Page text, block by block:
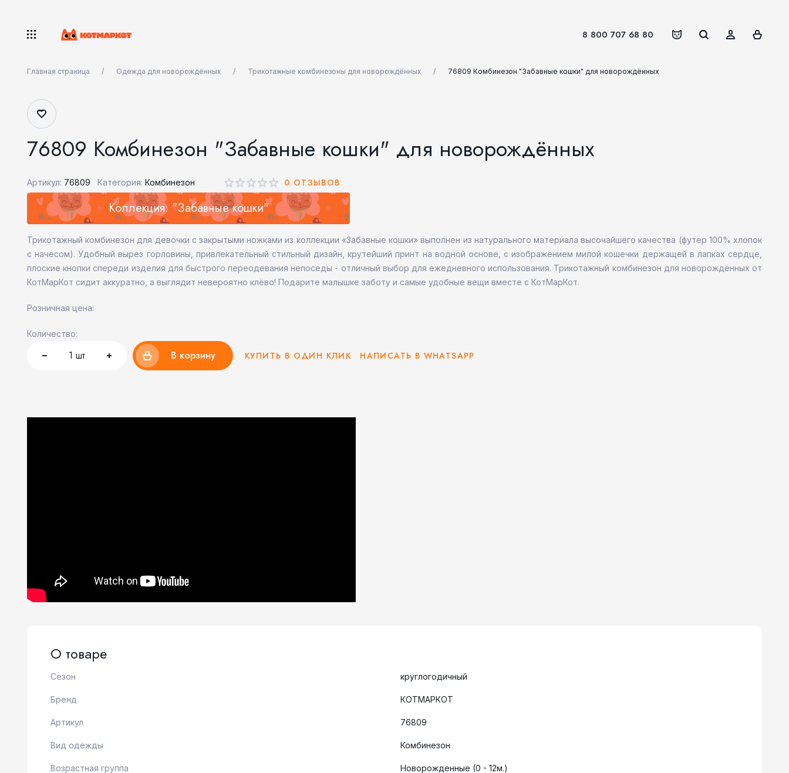
8 800 707 68 80
Главная страница Одежда для новорождённых Трикотажные комбинезоны для новорождённых 76809 Комбинезон "Забавные кошки" для новорождённых
76809 Комбинезон "Забавные кошки" для новорождённых
Артикул: 76809 Категория: Комбинезон 0 ОТЗЫВОВ
Коллекция: "Забавные кошки"
Трикотажный комбинезон для девочки с закрытыми ножками из коллекции «Забавные кошки» выполнен из натурального материала высочайшего качества (футер 100% хлопок
с начесом). Удобный вырез горловины, привлекательный стильный дизайн, крутейший принт на водной основе, с изображением милой кошечки держащей в лапках сердце,
плоские кнопки спереди изделия для быстрого переодевания непоседы - отличный выбор для ежедневного использования. Трикотажный комбинезон для новорождённых от
КотМарКот сидит аккуратно, а выглядит невероятно клёво! Подарите малышке заботу и самые удобные вещи вместе с КотМарКот.
Розничная цена:
Количество:
1 шт В корзину КУПИТЬ В ОДИН КЛИК НАПИСАТЬ В WHATSAPP
О товаре
Сезон круглогодичный
Бренд КОТМАРКОТ
Артикул 76809
Вид одежды Комбинезон
Возрастная группа Новорожденные (0 - 12м.)